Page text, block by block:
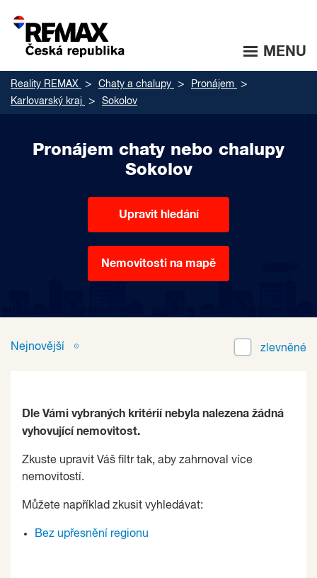
MENU
Reality REMAX Chaty a chalupy
Pronájem
Karlovarský kraj
Sokolov
Pronájem chaty nebo chalupy
Sokolov
Upravit hledání
Nemovitosti na mapě
Nejnovější zlevněné
Dle Vámi vybraných kritérií nebyla nalezena žádná
vyhovující nemovitost.
Zkuste upravit Váš filtr tak, aby zahrnoval více
nemovitostí.
Můžete například zkusit vyhledávat:
Bez upřesnění regionu